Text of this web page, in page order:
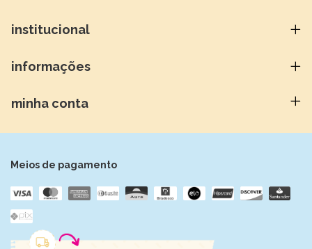
institucional
informações
minha conta
Meios de pagamento